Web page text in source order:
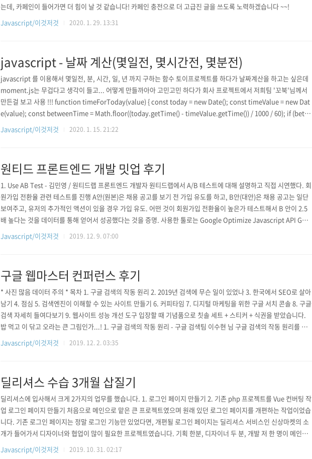
는데, 카페인이 들어가면 더 힘이 날 것 같습니다! 카페인 충전으로 더 고급진 글을 쓰도록 노력하겠습니다 ~~!
Javascript/이것저것
2020. 1. 29. 13:31
javascript - 날짜 계산(몇일전, 몇시간전, 몇분전)
javascript 를 이용해서 몇일전, 분, 시간, 일, 년 까지 구하는 함수 토이프로젝트를 하다가 날짜계산을 하고는 싶은데
moment.js는 무겁다고 생각이 들고... 어떻게 만들까아아 고민고민 하다가 회사 프로젝트에서 저희팀 '꼬북'님께서
만든걸 보고 사용 !!! function timeForToday(value) { const today = new Date(); const timeValue = new Dat
e(value); const betweenTime = Math.floor((today.getTime() - timeValue.getTime()) / 1000 / 60); if (betw
eenTime < 1) return '방금전'; if (betweenTime < 60) { return `${..
Javascript/이것저것 2020. 1. 15. 21:22
원티드 프론트엔드 개발 밋업 후기
1. Use AB Test - 김민영 / 원티드랩 프론트엔드 개발자 원티드랩에서 A/B 테스트에 대해 설명하고 직접 시연했다. 회
원가입 전환율 관련 테스트를 진행 A안(원본)은 채용 공고를 보기 전 가입 유도를 하고, B안(대안)은 채용 공고는 일단
보여주고, 유저의 추가적인 액션이 있을 경우 가입 유도. 어떤 것이 회원가입 전환율이 높은가 테스트해서 B 안이 2.5
배 높다는 것을 데이터를 통해 얻어서 성공했다는 것을 증명. 사용한 툴로는 Google Optimize Javascript API Goo
gle Optimize Javascript API의 설정 페이지 타겟팅 원본과 대안 설정 사용자 타겟팅(로그인 한 사람, 안 한 사람, 사
용 기기 등) 트래픽 할당(%) GA 연동 원티드랩의 기술 스펙으로는 ..
Javascript/이것저것 2019. 12. 9. 07:00
구글 웹마스터 컨퍼런스 후기
* 사진 많음 데이터 주의 * 목차 1. 구글 검색의 작동 원리 2. 2019년 검색에 무슨 일이 있었나 3. 한국에서 SEO로 살아
남기 4. 점심 5. 검색엔진이 이해할 수 있는 사이트 만들기 6. 커피타임 7. 디지털 마케팅을 위한 구글 서치 콘솔 8. 구글
검색 자세히 들여다보기 9. 웹사이트 성능 개선 도구 입장할 때 기념품으로 칫솔 세트 + 스티커 + 식권을 받았습니다.
밥 먹고 이 닦고 오라는 큰 그림인가...! 1. 구글 검색의 작동 원리 - 구글 검색팀 이수현 님 구글 검색의 작동 원리를 설
명해주시고, 검색 알고리즘의 주요 요소에 대해 설명했다. 또한 구글 검색 엔진은 계속해서 업데이트되고 있으며 1년
에 약 60만??(잘 기억이..) 아이디어 중 철저한 테스트를 거쳐서 약 3천 개? 정도의..
Javascript/이것저것 2019. 12. 2. 03:35
딜리셔스 수습 3개월 삽질기
딜리셔스에 입사해서 크게 2가지의 업무를 했습니다. 1. 로그인 페이지 만들기 2. 기존 php 프로젝트를 Vue 컨버팅 작
업 로그인 페이지 만들기 처음으로 메인으로 맡은 큰 프로젝트였으며 원래 있던 로그인 페이지를 개편하는 작업이었습
니다. 기존 로그인 페이지는 정말 로그인 기능만 있었다면, 개편될 로그인 페이지는 딜리셔스 서비스인 신상마켓의 소
개가 들어가서 디자이너와 협업이 많이 필요한 프로젝트였습니다. 기획 한분, 디자이너 두 분, 개발 저 한 명이 메인이
었으며, 개발만 약 한 달 동안 진행했습니다. 회사에서 처음으로 디자이너분들과 협업해서 헤멘것도 있지만, QA를 같
이 하면서 엄청 왔다 갔다 하면서 대화하고 친해지게 된 계기가 됐습니다. 상용 서버에 배포 후 준호님(대표님)이 칼같
Javascript/이것저것 2019. 10. 31. 02:17